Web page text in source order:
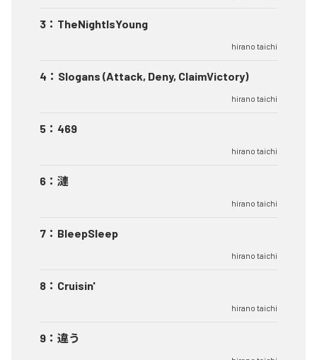
3 ： TheNightIsYoung
hirano taichi
4 ： Slogans (Attack, Deny, ClaimVictory)
hirano taichi
5 ： 469
hirano taichi
6 ： 漣
hirano taichi
7 ： BleepSleep
hirano taichi
8 ： Cruisin'
hirano taichi
9 ： 違う